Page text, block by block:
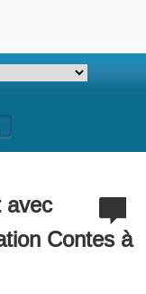
avec
Contes à